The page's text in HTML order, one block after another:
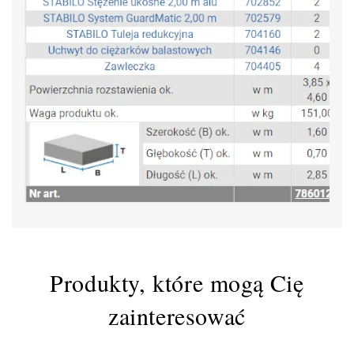
Produkty, które mogą Cię
zainteresować